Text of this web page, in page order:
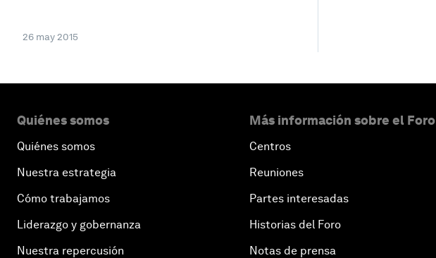
26 may 2015
Quiénes somos
Quiénes somos
Nuestra estrategia
Cómo trabajamos
Liderazgo y gobernanza
Nuestra repercusión
Más información sobre el Foro
Centros
Reuniones
Partes interesadas
Historias del Foro
Notas de prensa